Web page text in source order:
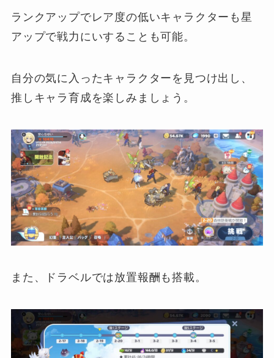
ランクアップでレア度の低いキャラクターも星
アップで戦力にいすることも可能。
自分の気に入ったキャラクターを見つけ出し、
推しキャラ育成を楽しみましょう。
また、ドラベルでは放置報酬も搭載。